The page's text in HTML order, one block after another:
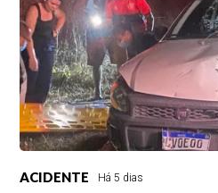
ACIDENTE Há 5 dias